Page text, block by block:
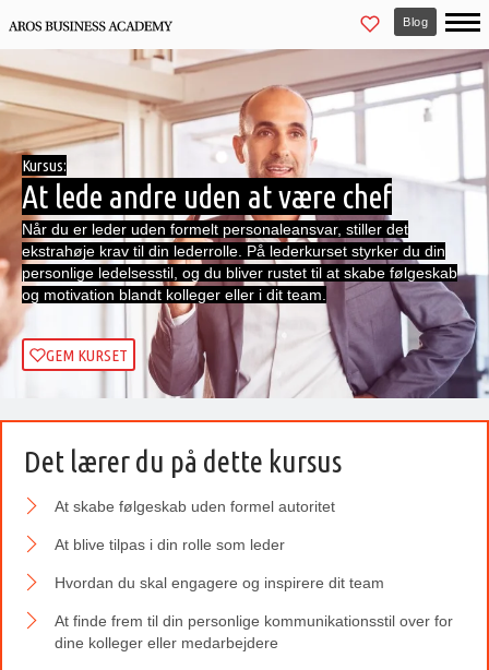
Blog
Kursus:
At lede andre uden at være chef
Når du er leder uden formelt personaleansvar, stiller det
ekstrahøje krav til din lederrolle. På lederkurset styrker du din
personlige ledelsesstil, og du bliver rustet til at skabe følgeskab
og motivation blandt kolleger eller i dit team.
GEM KURSET
Det lærer du på dette kursus
At skabe følgeskab uden formel autoritet
At blive tilpas i din rolle som leder
Hvordan du skal engagere og inspirere dit team
At finde frem til din personlige kommunikationsstil over for
dine kolleger eller medarbejdere